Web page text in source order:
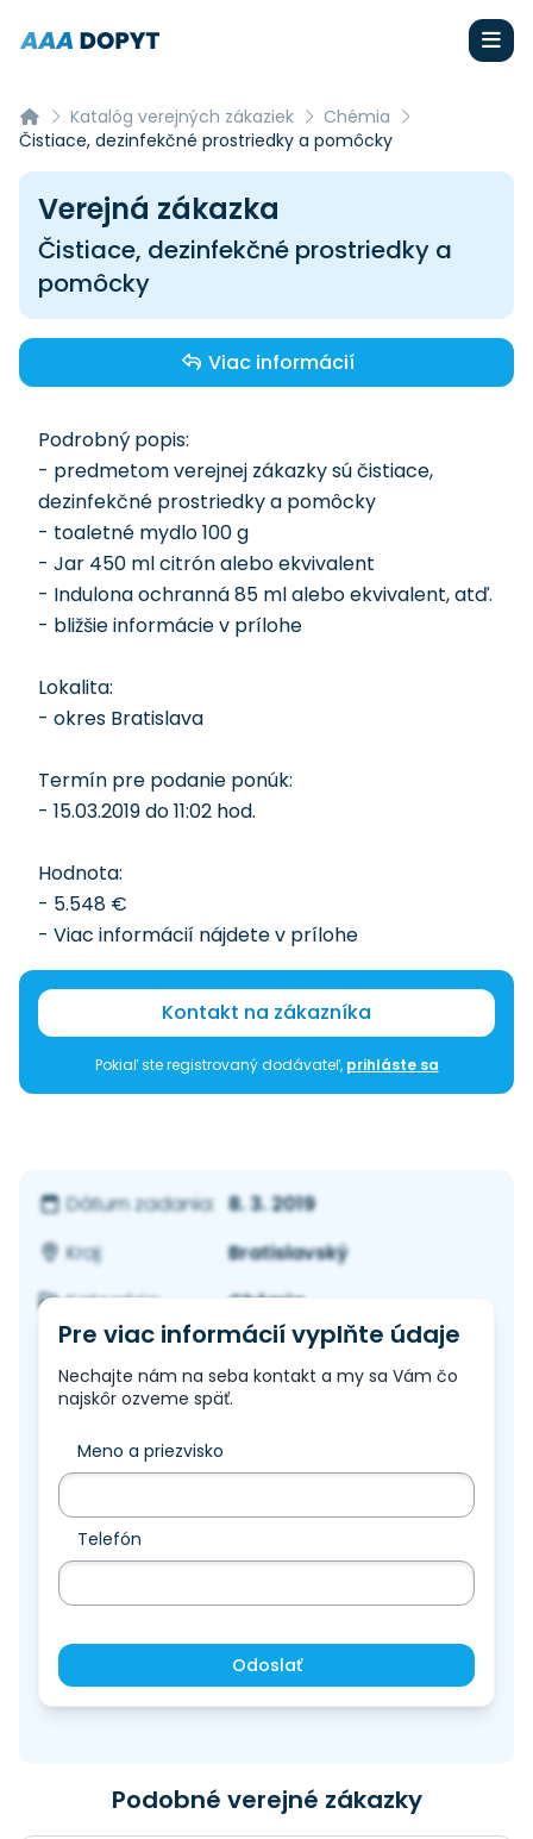
Katalóg verejných zákaziek
Chémia
Čistiace, dezinfekčné prostriedky a pomôcky
Verejná zákazka
Čistiace, dezinfekčné prostriedky a
pomôcky
Viac informácií
Podrobný popis:
- predmetom verejnej zákazky sú čistiace,
dezinfekčné prostriedky a pomôcky
- toaletné mydlo 100 g
- Jar 450 ml citrón alebo ekvivalent
- Indulona ochranná 85 ml alebo ekvivalent, atď.
- bližšie informácie v prílohe
Lokalita:
- okres Bratislava
Termín pre podanie ponúk:
- 15.03.2019 do 11:02 hod.
Hodnota:
- 5.548 €
- Viac informácií nájdete v prílohe
Kontakt na zákazníka
Pokiaľ ste registrovaný dodávateľ, prihláste sa
Dátum zadania: 8. 3. 2019
Kraj:
Bratislavský
Kategória:
Chémia
Pre viac informácií vyplňte údaje
Nechajte nám na seba kontakt a my sa Vám čo
najskôr ozveme späť.
Meno a priezvisko
Telefón
Odoslať
Podobné verejné zákazky